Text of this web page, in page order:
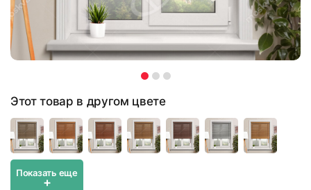
Этот товар в другом цвете
Показать еще
+